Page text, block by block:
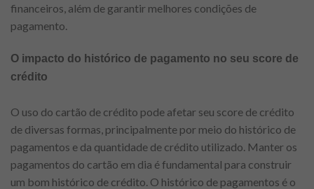
financeiros, além de garantir melhores condições de
pagamento.
O impacto do histórico de pagamento no seu score de
crédito
O uso do cartão de crédito pode afetar seu score de crédito
de diversas formas, principalmente por meio do histórico de
pagamentos e da quantidade de crédito utilizado. Manter os
pagamentos do cartão em dia é fundamental para construir
um bom histórico de crédito. O histórico de pagamentos é o